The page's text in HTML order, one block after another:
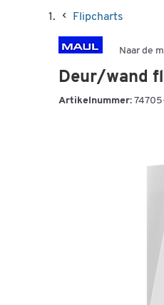
Flipcharts
Naar de
Deur/wand
Artikelnummer: